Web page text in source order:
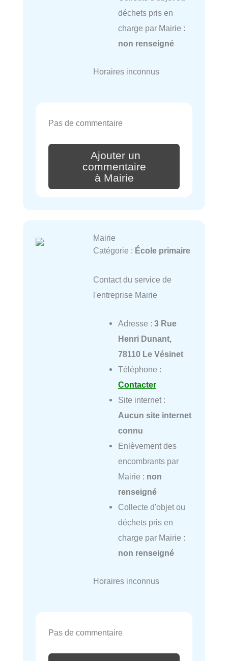
déchets pris en
charge par Mairie :
non renseigné
Horaires inconnus
Pas de commentaire
Ajouter un
commentaire
à Mairie
Mairie
Catégorie : École primaire
Contact du service de
l'entreprise Mairie
Adresse : 3 Rue
Henri Dunant,
78110 Le Vésinet
Téléphone :
Contacter
Site internet :
Aucun site internet
connu
Enlèvement des
encombrants par
Mairie : non
renseigné
Collecte d'objet ou
déchets pris en
charge par Mairie :
non renseigné
Horaires inconnus
Pas de commentaire